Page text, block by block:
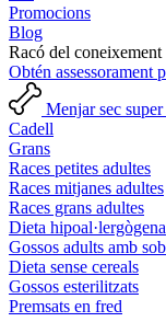
Promocions
Blog
Racó del coneixement
Obtén assessorament
Menjar sec
Cadell
Grans
Races petites adultes
Races mitjanes adultes
Races grans adultes
Dieta hipoal·lergògena
Gossos adults amb
Dieta sense cereals
Gossos esterilitzats
Premsats en fred